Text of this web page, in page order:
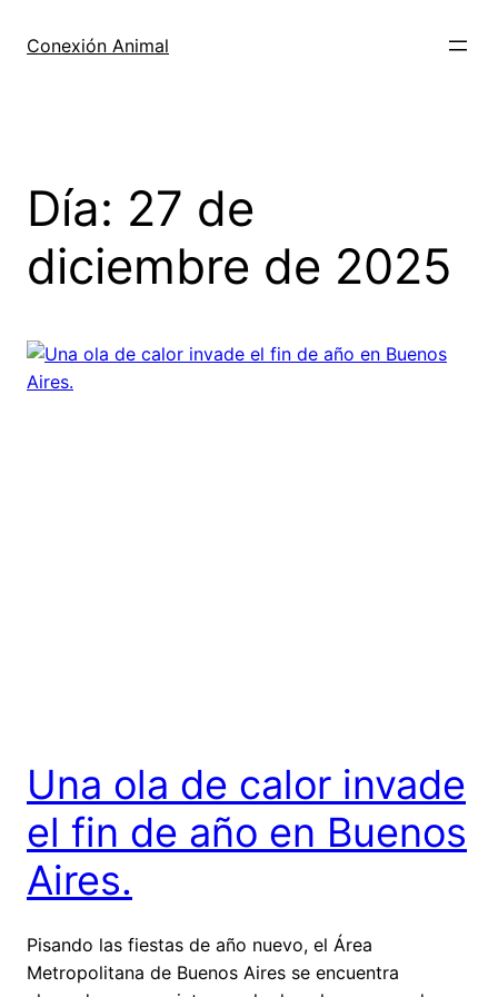
Conexión Animal
Día: 27 de
diciembre de 2025
Una ola de calor invade
el fin de año en Buenos
Aires.
Pisando las fiestas de año nuevo, el Área
Metropolitana de Buenos Aires se encuentra